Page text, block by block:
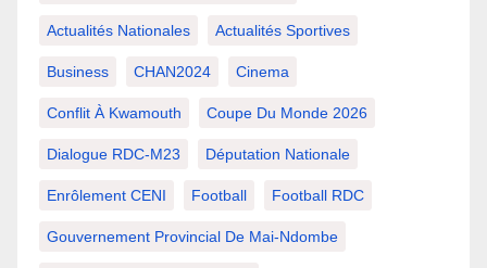
Actualités Nationales Actualités Sportives
Business CHAN2024 Cinema
Conflit À Kwamouth Coupe Du Monde 2026
Dialogue RDC-M23 Députation Nationale
Enrôlement CENI Football Football RDC
Gouvernement Provincial De Mai-Ndombe